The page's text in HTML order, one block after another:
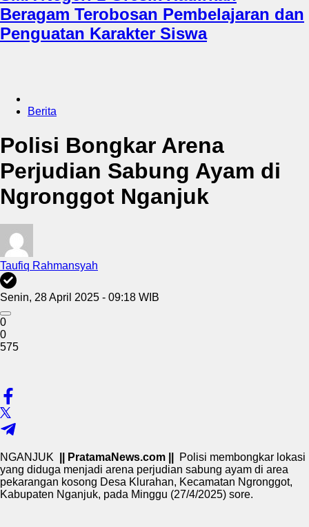
Beragam Terobosan Pembelajaran dan
Penguatan Karakter Siswa
Berita
Polisi Bongkar Arena
Perjudian Sabung Ayam di
Ngronggot Nganjuk
Taufiq Rahmansyah
Senin, 28 April 2025 - 09:18 WIB
0
0
575
NGANJUK || PratamaNews.com ||
Polisi membongkar lokasi
yang diduga menjadi arena perjudian sabung ayam di area
pekarangan kosong Desa Klurahan, Kecamatan Ngronggot,
Kabupaten Nganjuk, pada Minggu (27/4/2025) sore.